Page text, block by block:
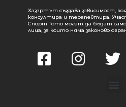
Хазартът създава зависимост,
консултира и терапевтира.
Спорт Тото могат да бъдат само
лица, за които няма законово